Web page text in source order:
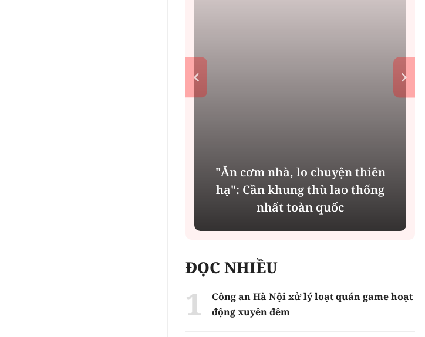
"Ăn cơm nhà, lo chuyện thiên
hạ": Cần khung thù lao thống
nhất toàn quốc
ĐỌC NHIỀU
Công an Hà Nội xử lý loạt quán game hoạt
động xuyên đêm